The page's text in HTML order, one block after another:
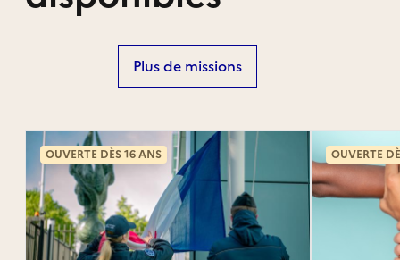
Plus de missions
OUVERTE DÈS 16 ANS OUVERTE